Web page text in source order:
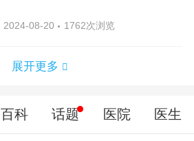
2024-08-20 1762次浏览
展开更多
百科 话题 医院 医生